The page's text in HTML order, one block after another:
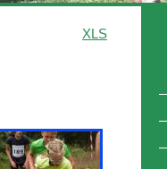
XLS